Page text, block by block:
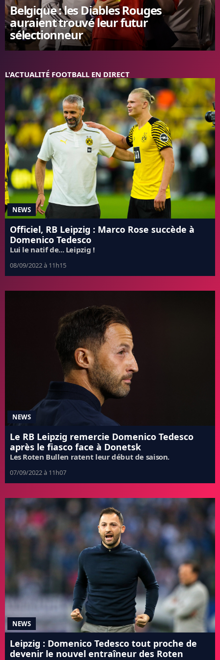
FC BARCELONE
MANCHESTER UNITED
CHELSEA
ARSENAL
L'AVIS DE LA RÉDAC'
Belgique : les Diables Rouges
auraient trouvé leur futur
sélectionneur
L'ACTUALITÉ FOOTBALL EN DIRECT
NEWS
Officiel, RB Leipzig : Marco Rose succède à
Domenico Tedesco
Lui le natif de... Leipzig !
08/09/2022 à 11h15
NEWS
Le RB Leipzig remercie Domenico Tedesco
après le fiasco face à Donetsk
Les Roten Bullen ratent leur début de saison.
07/09/2022 à 11h07
NEWS
Leipzig : Domenico Tedesco tout proche de
devenir le nouvel entraîneur des Roten